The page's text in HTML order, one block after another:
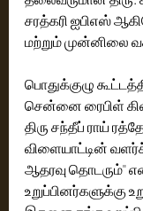
சரத்கரி ஐபிஎஸ்
மற்றும் முன்னிலை
பொதுக்குழு
சென்னை ரைபிள்
திரு சந்தீப் ராய்
விளையாட்டின்
ஆதரவு தொடரும்''
உறுப்பினர்களுக்கு